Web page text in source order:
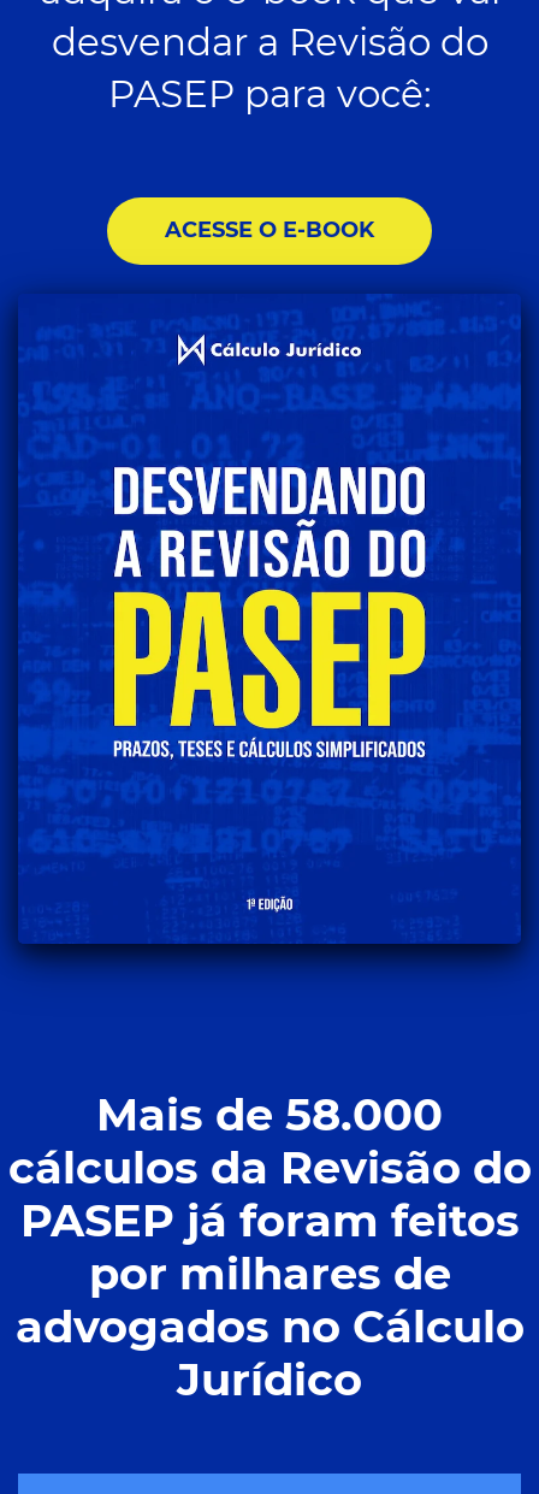
desvendar a Revisão do
PASEP para você:
ACESSE O E-BOOK
Mais de 58.000
cálculos da Revisão do
PASEP já foram feitos
por milhares de
advogados no Cálculo
Jurídico